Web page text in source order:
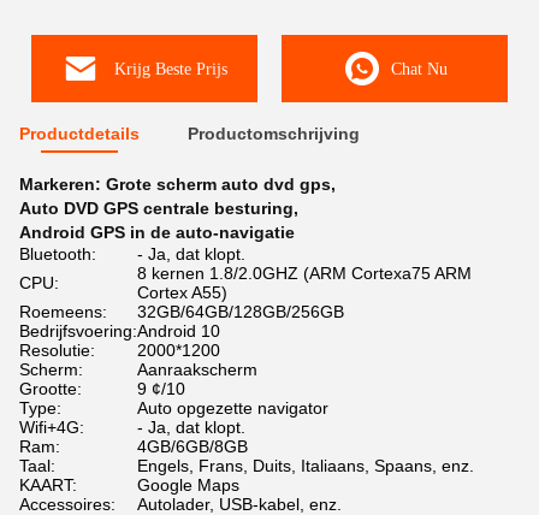
Krijg Beste Prijs Chat Nu
Productdetails Productomschrijving
Markeren: Grote scherm auto dvd gps,
Auto DVD GPS centrale besturing,
Android GPS in de auto-navigatie
Bluetooth:
- Ja, dat klopt.
CPU:
8 kernen 1.8/2.0GHZ (ARM Cortexa75 ARM
Cortex A55)
Roemeens:
32GB/64GB/128GB/256GB
Bedrijfsvoering:Android 10
Resolutie:
2000*1200
Scherm:
Aanraakscherm
Grootte:
9 ¢/10
Type:
Auto opgezette navigator
Wifi+4G:
- Ja, dat klopt.
Ram:
4GB/6GB/8GB
Taal:
Engels, Frans, Duits, Italiaans, Spaans, enz.
KAART:
Google Maps
Accessoires:
Autolader, USB-kabel, enz.